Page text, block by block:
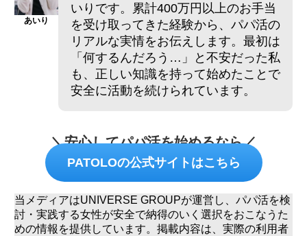
あいり
いりです。累計400万円以上のお手当
を受け取ってきた経験から、パパ活の
リアルな実情をお伝えします。最初は
「何するんだろう…」と不安だった私
も、正しい知識を持って始めたことで
安全に活動を続けられています。
＼安心してパパ活を始めるなら／
PATOLOの公式サイトはこちら
当メディアはUNIVERSE GROUPが運営し、パパ活を検
討・実践する女性が安全で納得のいく選択をおこなうた
めの情報を提供しています。掲載内容は、実際の利用者